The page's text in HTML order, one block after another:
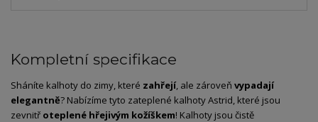
Kompletní specifikace
Sháníte kalhoty do zimy, které zahřejí, ale zároveň vypadají
elegantně? Nabízíme tyto zateplené kalhoty Astrid, které jsou
zevnitř oteplené hřejivým kožíškem! Kalhoty jsou čistě